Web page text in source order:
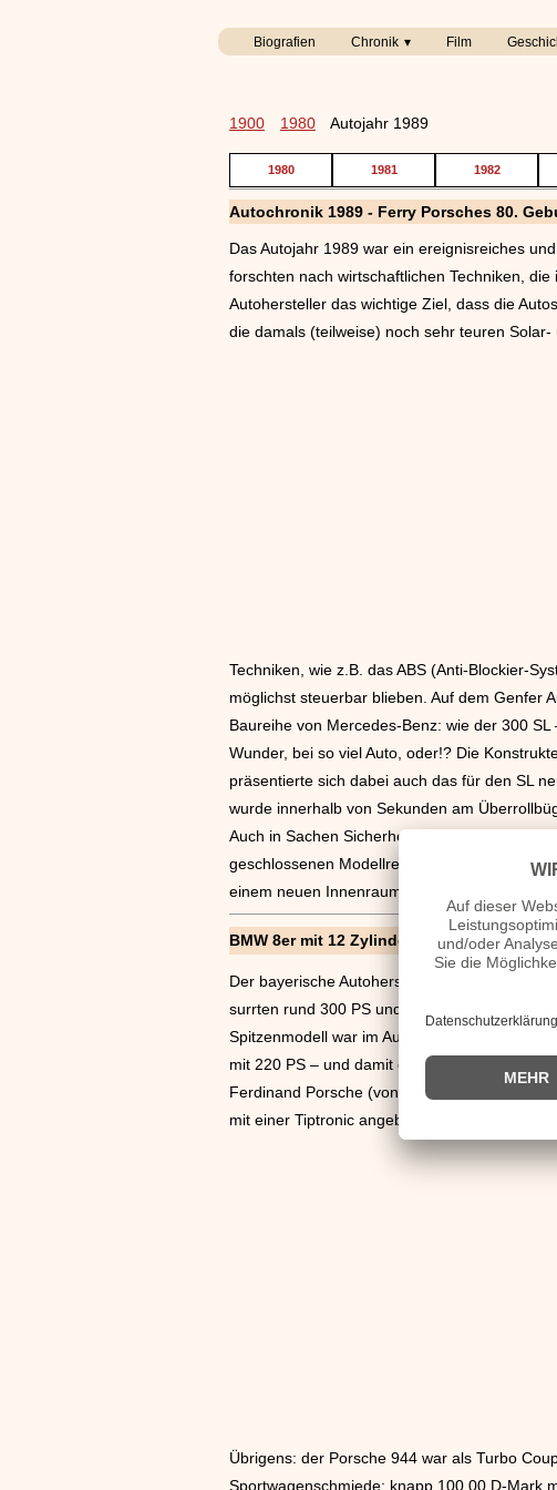
Biografien Chronik Film
1900 1980 Autojahr 1989
1980 1981 1982
Autochronik 1989 - Ferry Porsches 80.
Das Autojahr 1989 war ein ereignisreiches
forschten nach wirtschaftlichen Techniken,
Autohersteller das wichtige Ziel, dass die
die damals (teilweise) noch sehr teuren
Techniken, wie z.B. das ABS (Anti-Blockier-
möglichst steuerbar blieben. Auf dem Genfer
Baureihe von Mercedes-Benz: wie der 300
Wunder, bei so viel Auto, oder!? Die
präsentierte sich dabei auch das für den SL
wurde innerhalb von Sekunden am
Auch in Sachen Sicherheit hatten die
geschlossenen Modellreihen bieten.
einem neuen Innenraum der Öffentlichkeit
BMW 8er mit 12 Zylinder
Der bayerische Autohersteller BMW zeigte
surrten rund 300 PS und sorgten bei den
Spitzenmodell war im Autojahr 1989 der Audi
mit 220 PS – und damit erreichte der damals
Ferdinand Porsche (von Freunden auch
mit einer Tiptronic angeboten – und die gab
Übrigens: der Porsche 944 war als Turbo
Sportwagenschmiede: knapp 100.00 D-Mark